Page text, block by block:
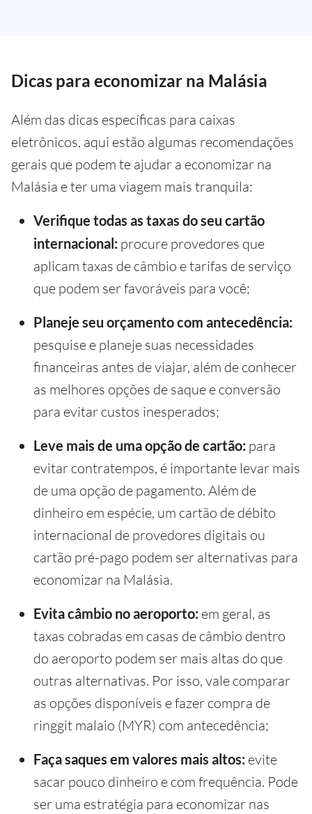
Dicas para economizar na Malásia
Além das dicas específicas para caixas
eletrônicos, aqui estão algumas recomendações
gerais que podem te ajudar a economizar na
Malásia e ter uma viagem mais tranquila:
Verifique todas as taxas do seu cartão
internacional: procure provedores que
aplicam taxas de câmbio e tarifas de serviço
que podem ser favoráveis para você;
Planeje seu orçamento com antecedência:
pesquise e planeje suas necessidades
financeiras antes de viajar, além de conhecer
as melhores opções de saque e conversão
para evitar custos inesperados;
Leve mais de uma opção de cartão: para
evitar contratempos, é importante levar mais
de uma opção de pagamento. Além de
dinheiro em espécie, um cartão de débito
internacional de provedores digitais ou
cartão pré-pago podem ser alternativas para
economizar na Malásia.
Evita câmbio no aeroporto: em geral, as
taxas cobradas em casas de câmbio dentro
do aeroporto podem ser mais altas do que
outras alternativas. Por isso, vale comparar
as opções disponíveis e fazer compra de
ringgit malaio (MYR) com antecedência;
Faça saques em valores mais altos: evite
sacar pouco dinheiro e com frequência. Pode
ser uma estratégia para economizar nas